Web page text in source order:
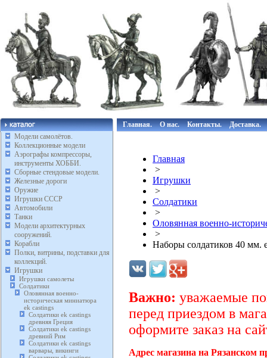
Модели самолётов.
Коллекционные модели
Аэрографы компрессоры,
инструменты ХОББИ.
Сборные стендовые модели.
Железные дороги
Оружие
Игрушки СССР
Автомобили
Танки
Модели архитектурных
сооружений.
Корабли
Полки, витрины, подставки для
коллекций.
Игрушки
Игрушки самолеты
Солдатики
Оловянная военно-
историческая миниатюра
ek castings
Солдатики ek castings
древняя Греция
Солдатики ek castings
древний Рим
Солдатики ek castings
варвары, викинги
Главная. О нас. Контакты. Доставка.
Главная
>
Игрушки
>
Солдатики
>
Оловянная военно-
>
Наборы солдатиков 40 мм.
Важно: уважаемые
перед приездом в
оформите заказ на
Адрес магазина на Рязанском